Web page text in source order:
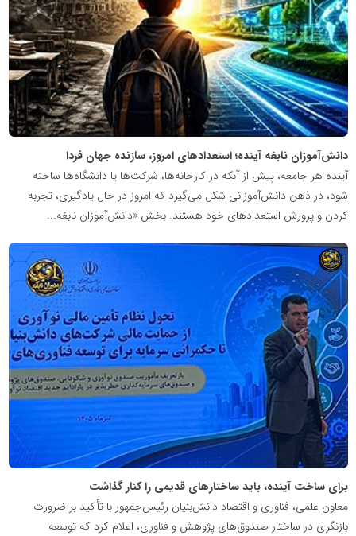
دانش‌آموزان نابغه آینده؛ استعدادهای امروز، سازنده جهان فردا
آینده هر جامعه، پیش از آنکه در کارخانه‌ها، شرکت‌ها یا دانشگاه‌ها ساخته
شود، در ذهن دانش‌آموزانی شکل می‌گیرد که امروز در حال یادگیری، تجربه
کردن و پرورش استعدادهای خود هستند. بخش «دانش‌آموزان نابغه...
نابغه
برای ساخت آینده، باید ساختارهای قدیمی را کنار گذاشت
معاون علمی، فناوری و اقتصاد دانش‌بنیان رئیس‌جمهور با تأکید بر ضرورت
بازنگری در ساختار صندوق‌های پژوهش و فناوری، اعلام کرد که توسعه
شبکه
خبری
مدیران
نابغه